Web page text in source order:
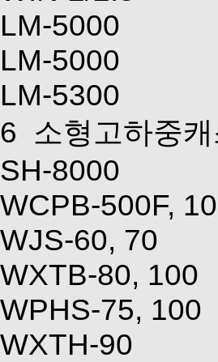
LM-5000
LM-5000
LM-5300
6 소형고하중캐
SH-8000
WCPB-500F,
WJS-60, 70
WXTB-80, 100
WPHS-75, 100
WXTH-90